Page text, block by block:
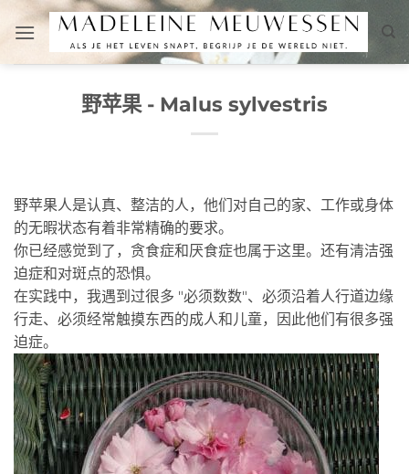
野苹果 - Malus sylvestris
野苹果人是认真、整洁的人，他们对自己的家、工作或身体
的无暇状态有着非常精确的要求。
你已经感觉到了，贪食症和厌食症也属于这里。还有清洁强
迫症和对斑点的恐惧。
在实践中，我遇到过很多 "必须数数"、必须沿着人行道边缘
行走、必须经常触摸东西的成人和儿童，因此他们有很多强
迫症。